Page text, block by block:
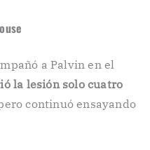
a Palvin en el
la lesión solo cuatro
continuó ensayando